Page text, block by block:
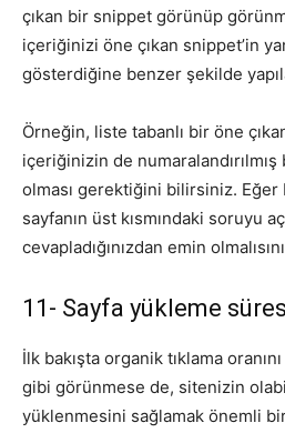
çıkan bir snippet görünüp
içeriğinizi öne çıkan snippet’in
gösterdiğine benzer şekilde
Örneğin, liste tabanlı bir öne
içeriğinizin de
olması gerektiğini bilirsiniz.
sayfanın üst kısmındaki soruyu
cevapladığınızdan emin
11- Sayfa yükleme
İlk bakışta organik tıklama
gibi görünmese de, sitenizin
yüklenmesini sağlamak önemli